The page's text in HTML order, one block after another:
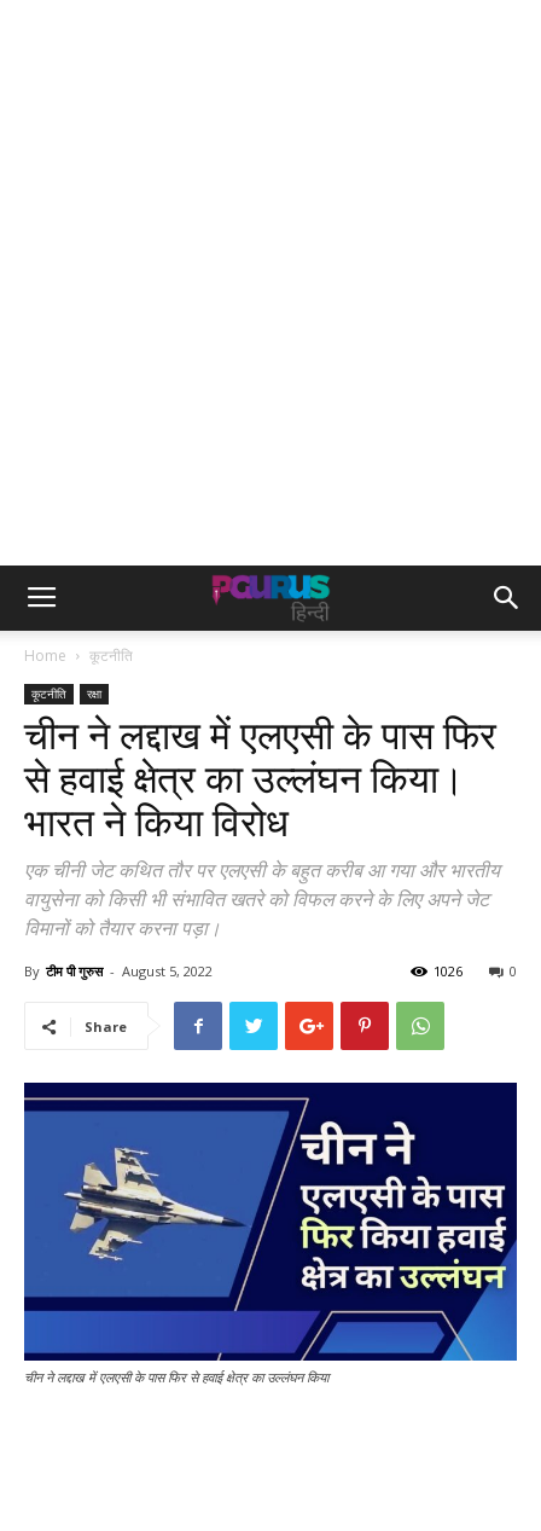
Home कूटनीति
कूटनीति रक्षा
चीन ने लद्दाख में एलएसी के पास फिर
से हवाई क्षेत्र का उल्लंघन किया।
भारत ने किया विरोध
एक चीनी जेट कथित तौर पर एलएसी के बहुत करीब आ गया और भारतीय
वायुसेना को किसी भी संभावित खतरे को विफल करने के लिए अपने जेट
विमानों को तैयार करना पड़ा।
By टीम पी गुरुस - August 5, 2022 0
1026
Share
चीन ने लद्दाख में एलएसी के पास फिर से हवाई क्षेत्र का उल्लंघन किया